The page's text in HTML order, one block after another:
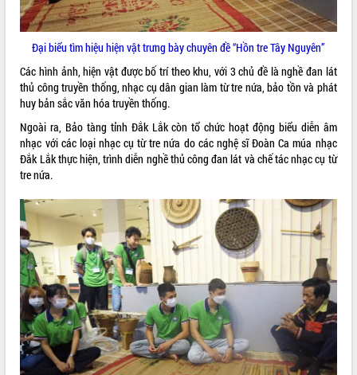
ALBUM ẢNH
LIÊN KẾT WEB
THỐNG KÊ TRUY CẬP
Hôm nay: 20779
Tất cả: 66066102
Đại biểu tìm hiệu hiện vật trưng bày chuyên đề “Hồn tre Tây Nguyên”
Các hình ảnh, hiện vật được bố trí theo khu, với 3 chủ đề là nghề đan lát
thủ công truyền thống, nhạc cụ dân gian làm từ tre nứa, bảo tồn và phát
huy bản sắc văn hóa truyền thống.
Ngoài ra, Bảo tàng tỉnh Đắk Lắk còn tổ chức hoạt động biểu diễn âm
nhạc với các loại nhạc cụ từ tre nứa do các nghệ sĩ Đoàn Ca múa nhạc
Đắk Lắk thực hiện, trình diễn nghề thủ công đan lát và chế tác nhạc cụ từ
tre nứa.